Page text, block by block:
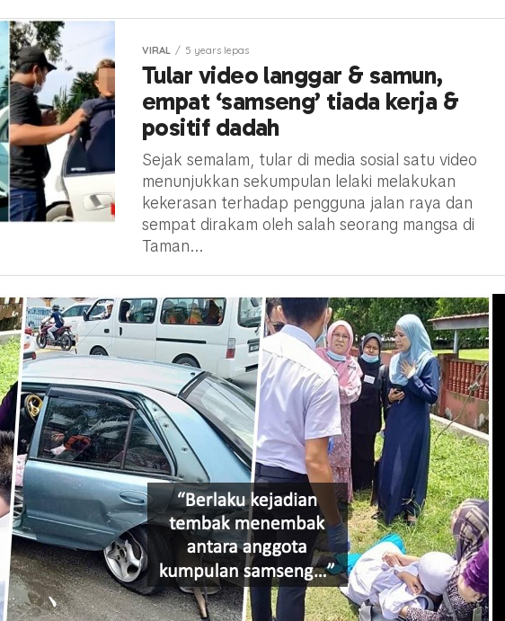
VIRAL 5 years lepas
Tular video langgar & samun,
empat ‘samseng’ tiada kerja &
positif dadah
Sejak semalam, tular di media sosial satu video
menunjukkan sekumpulan lelaki melakukan
kekerasan terhadap pengguna jalan raya dan
sempat dirakam oleh salah seorang mangsa di
Taman...